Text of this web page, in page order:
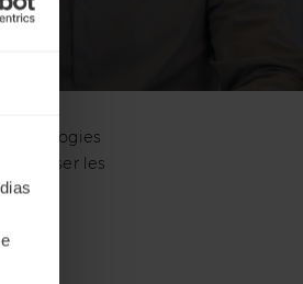
les